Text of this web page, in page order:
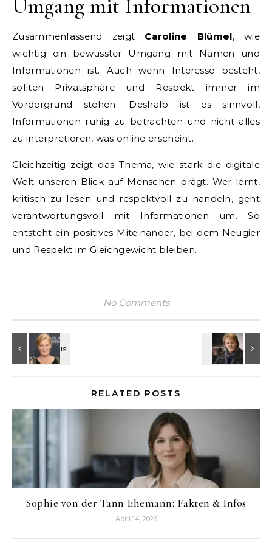
Umgang mit Informationen
Zusammenfassend zeigt Caroline Blümel, wie
wichtig ein bewusster Umgang mit Namen und
Informationen ist. Auch wenn Interesse besteht,
sollten Privatsphäre und Respekt immer im
Vordergrund stehen. Deshalb ist es sinnvoll,
Informationen ruhig zu betrachten und nicht alles
zu interpretieren, was online erscheint.
Gleichzeitig zeigt das Thema, wie stark die digitale
Welt unseren Blick auf Menschen prägt. Wer lernt,
kritisch zu lesen und respektvoll zu handeln, geht
verantwortungsvoll mit Informationen um. So
entsteht ein positives Miteinander, bei dem Neugier
und Respekt im Gleichgewicht bleiben.
No Comments
RELATED POSTS
Sophie von der Tann Ehemann: Fakten & Infos
April 14, 2026